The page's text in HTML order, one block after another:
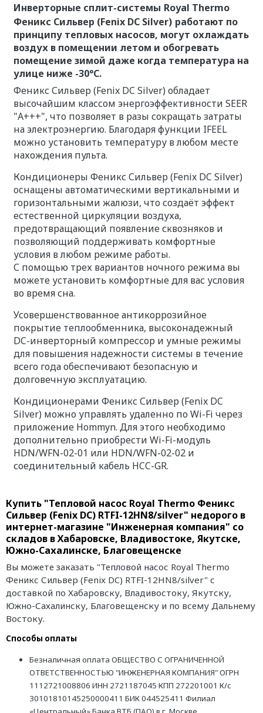
Инверторные сплит-системы Royal Thermo
Феникс Сильвер (Fenix DC Silver) работают по
принципу тепловых насосов, могут охлаждать
воздух в помещении летом и обогревать
помещение зимой даже когда температура на
улице ниже -30°С.
Феникс Сильвер (Fenix DC Silver) обладает
высочайшим классом энергоэффективности SEER
"А+++", что позволяет в разы сокращать затраты
на электроэнергию. Благодаря функции IFEEL
можно установить температуру в любом месте
нахождения пульта.
Кондиционеры Феникс Сильвер (Fenix DC Silver)
оснащены автоматическими вертикальными и
горизонтальными жалюзи, что создаёт эффект
естественной циркуляции воздуха,
предотвращающий появление сквозняков и
позволяющий поддерживать комфортные
условия в любом режиме работы.
С помощью трех вариантов ночного режима вы
можете установить комфортные для вас условия
во время сна.
Усовершенствованное антикоррозийное
покрытие теплообменника, высоконадежный
DC-инверторный компрессор и умные режимы
для повышения надежности системы в течение
всего года обеспечивают безопасную и
долговечную эксплуатацию.
Кондиционерами Феникс Сильвер (Fenix DC
Silver) можно управлять удаленно по Wi-Fi через
приложение Hommyn. Для этого необходимо
дополнительно приобрести Wi-Fi-модуль
HDN/WFN-02-01 или HDN/WFN-02-02 и
соединительный кабель HCC-GR.
Купить "Тепловой насос Royal Thermo Феникс
Сильвер (Fenix DC) RTFI-12HN8/silver" недорого в
интернет-магазине "Инженерная компания" со
складов в Хабаровске, Владивостоке, Якутске,
Южно-Сахалинске, Благовещенске
Вы можете заказать "Тепловой насос Royal Thermo
Феникс Сильвер (Fenix DC) RTFI-12HN8/silver" с
доставкой по Хабаровску, Владивостоку, Якутску,
Южно-Сахалинску, Благовещенску и по всему Дальнему
Востоку.
Способы оплаты
Безналичная оплата ОБЩЕСТВО С ОГРАНИЧЕННОЙ
ОТВЕТСТВЕННОСТЬЮ "ИНЖЕНЕРНАЯ КОМПАНИЯ" ОГРН
1112721008806 ИНН 2721187045 КПП 272201001 К/с
30101810145250000411 БИК 044525411 Филиал